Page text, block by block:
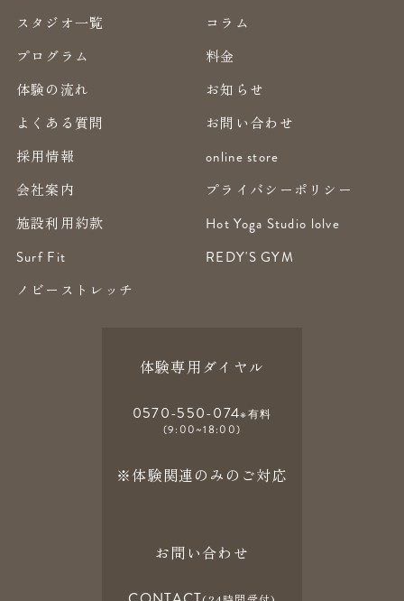
スタジオ一覧
コラム
プログラム
料金
体験の流れ
お知らせ
よくある質問
お問い合わせ
採用情報
online store
会社案内
プライバシーポリシー
施設利用約款
Hot Yoga Studio lolve
Surf Fit
REDY'S GYM
ノビーストレッチ
体験専用ダイヤル
0570-550-074※有料
(9:00~18:00)
※体験関連のみのご対応
お問い合わせ